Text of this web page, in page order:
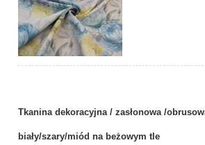
Tkanina dekoracyjna / zasłonowa /
biały/szary/miód na beżowym tle